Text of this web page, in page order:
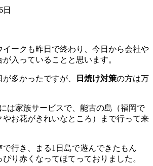
日
イークも昨日で終わり、今日から会社や
入っていることと思います。
多かったですが、 日焼け対策の方は万
は家族サービスで、能古の島（福岡で
やお花がきれいなところ）まで行って来
行き、まる1日島で遊んできたもん
り赤くなってほてっておりました。